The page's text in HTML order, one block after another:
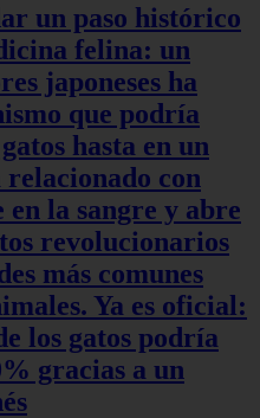
un paso histórico
felina: un
japoneses ha
que podría
hasta en un
con
la sangre y abre
revolucionarios
más comunes
Ya es oficial:
los gatos podría
gracias a un